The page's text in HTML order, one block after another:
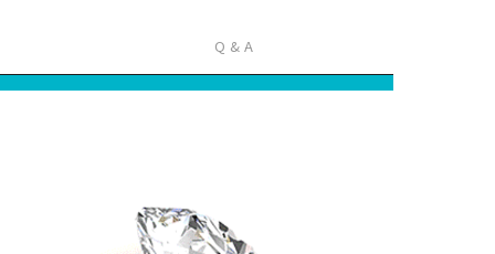
Q & A